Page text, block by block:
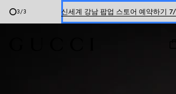
1/3 신세계 강남 팝업 스토어 예약하기